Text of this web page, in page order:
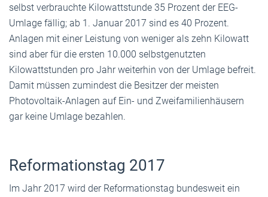
selbst verbrauchte Kilowattstunde 35 Prozent der EEG-
Umlage fällig; ab 1. Januar 2017 sind es 40 Prozent.
Anlagen mit einer Leistung von weniger als zehn Kilowatt
sind aber für die ersten 10.000 selbstgenutzten
Kilowattstunden pro Jahr weiterhin von der Umlage befreit.
Damit müssen zumindest die Besitzer der meisten
Photovoltaik-Anlagen auf Ein- und Zweifamilienhäusern
gar keine Umlage bezahlen.
Reformationstag 2017
Im Jahr 2017 wird der Reformationstag bundesweit ein